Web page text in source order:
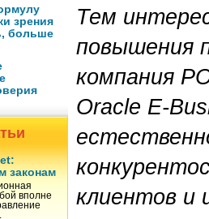
зрения
больше
законам
вполне
Тем
повышения
компания
Oracle E-
клиентов и